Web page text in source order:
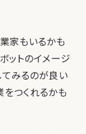
家もいるかも
ットのイメージ
てみるのが良い
つくれるかも